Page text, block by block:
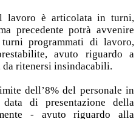
lavoro è articolata in turni,
precedente potrà avvenire
programmati di lavoro,
avuto riguardo a
ritenersi insindacabili.
dell’8% del personale in
di presentazione della
- avuto riguardo alla